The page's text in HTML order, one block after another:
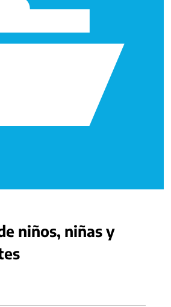
niños, niñas y